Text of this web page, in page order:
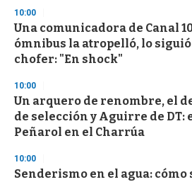
3
s
e
c
o
d
s
10:00
Una comunicadora de Canal
ómnibus la atropelló, lo
chofer: "En shock"
10:00
Un arquero de renombre, el
de selección y Aguirre de DT:
Peñarol en el Charrúa
10:00
Senderismo en el agua: cómo